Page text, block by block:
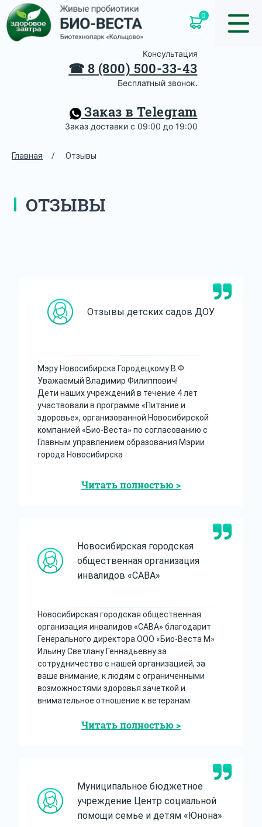
0
Консультация
☎8 (800) 500-33-43
Бесплатный звонок.
Заказ в Telegram
Заказ доставки с 09:00 до 19:00
Главная / Отзывы
ОТЗЫВЫ
Отзывы детских садов ДОУ
Мэру Новосибирска Городецкому В.Ф.
Уважаемый Владимир Филиппович!
Дети наших учреждений в течение 4 лет
участвовали в программе «Питание и
здоровье», организованной Новосибирской
компанией «Био-Веста» по согласованию с
Главным управлением образования Мэрии
города Новосибирска
Читать полностью >
Новосибирская городская
общественная организация
инвалидов «САВА»
Новосибирская городская общественная
организация инвалидов «САВА» благодарит
Генерального директора ООО «Био-Веста М»
Ильину Светлану Геннадьевну за
сотрудничество с нашей организацией, за
ваше внимание, к людям с ограниченными
возможностями здоровья зачеткой и
внимательное отношение к ветеранам.
Читать полностью >
Муниципальное бюджетное
учреждение Центр социальной
помощи семье и детям «Юнона»